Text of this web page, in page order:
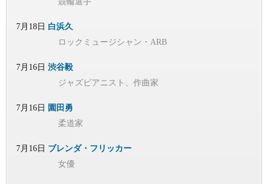
7月18日 白浜久
ロックミュージシャン・ARB
7月16日 渋谷毅
ジャズピアニスト、作曲家
7月16日 園田勇
柔道家
7月16日 ブレンダ・フリッカー
女優